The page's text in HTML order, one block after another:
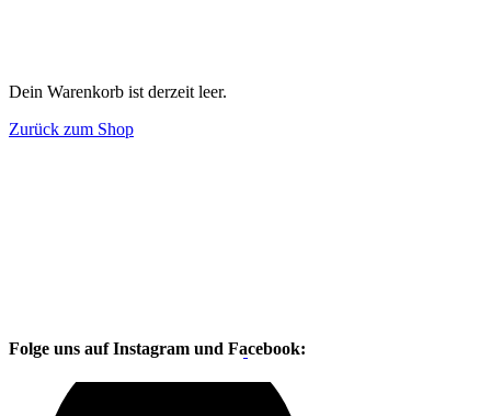
Dein Warenkorb ist derzeit leer.
Zurück zum Shop
Folge uns auf Instagram und Facebook: